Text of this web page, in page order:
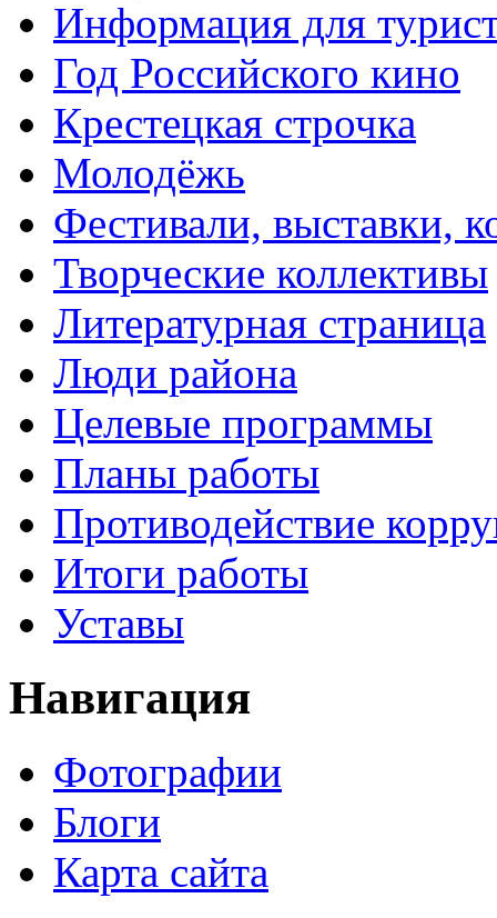
Информация для
Год Российского кино
Крестецкая строчка
Молодёжь
Фестивали, выставки,
Творческие коллективы
Литературная страница
Люди района
Целевые программы
Планы работы
Противодействие
Итоги работы
Уставы
Навигация
Фотографии
Блоги
Карта сайта